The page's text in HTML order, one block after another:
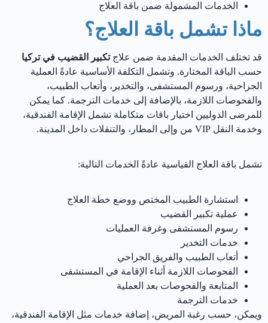
الخدمات المشمولة ضمن باقة العلاج
ماذا تشمل باقة العلاج؟
قد تختلف الخدمات المقدمة ضمن علاجتكبير القضيب في تركيا
حسب الباقة المختارة. وتشمل التكلفة الأساسية عادةً العملية
الجراحية، ورسوم المستشفى، والتخدير، وأتعاب الطبيب،
والفحوصات اللازمة، بالإضافة إلى خدمات الترجمة. كما يمكن
للمرضى الدوليين اختيار باقات متكاملة تشمل الإقامة الفندقية،
وخدمة النقل VIP من وإلى المطار، والتنقلات داخل المدينة.
تشمل باقة العلاج القياسية عادةً الخدمات التالية:
استشارة الطبيب المختص ووضع خطة العلاج
عملية تكبير القضيب
رسوم المستشفى وغرفة العمليات
خدمات التخدير
أتعاب الطبيب والفريق الجراحي
الفحوصات اللازمة أثناء الإقامة في المستشفى
المتابعة والفحوصات بعد العملية
خدمات الترجمة
ويمكن، حسب رغبة المريض، إضافة خدمات مثل الإقامة الفندقية،